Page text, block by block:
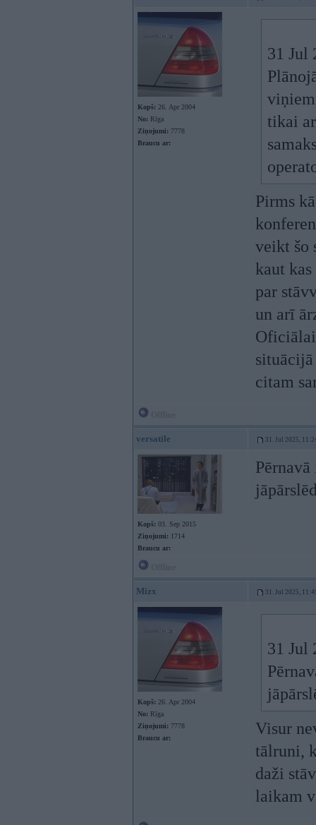
Kopš: 26. Apr 2004
No: Rīga
Ziņojumi: 7778
Braucu ar:
31 Jul
viņiem
tikai
Pirms
veikt šo
kaut
par
un arī
citam
versatile 31. Jul 2025,
Kopš: 03. Sep 2015
Ziņojumi: 1714
Braucu ar:
Mizx 31. Jul 2025,
Kopš: 26. Apr 2004
No: Rīga
Ziņojumi: 7778
Braucu ar:
31 Jul
Visur
tālruni,
daži
laikam